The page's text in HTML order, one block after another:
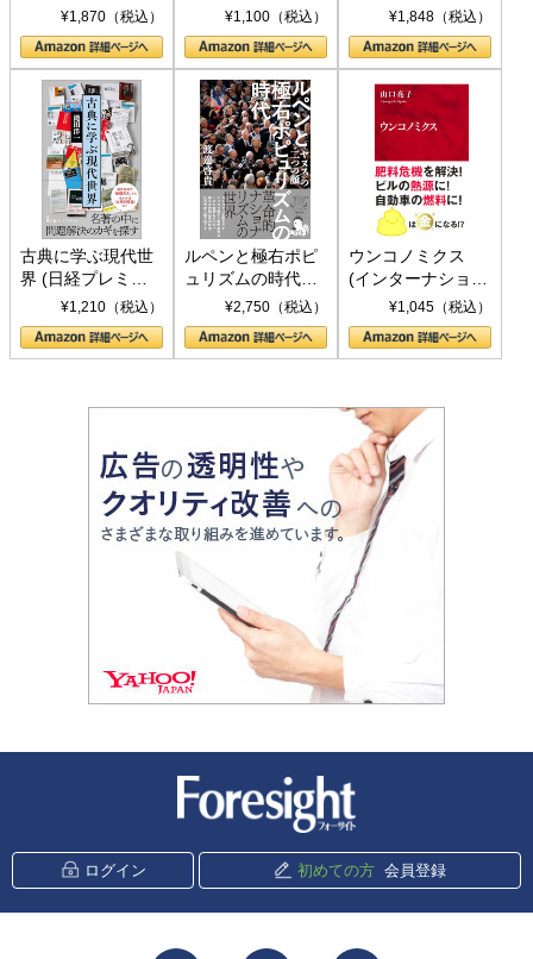
トランプとBRICS
の挑戦
¥1,870（税込）
下、ソ連参戦、そ
して聖断 (PHP新
書)
¥1,100（税込） ¥1,848（税込）
古典に学ぶ現代世
界 (日経プレミア
シリーズ)¥1,210（税込）
ルペンと極右ポピ
ュリズムの時代：
〈ヤヌス〉の二つ
の顔
¥2,750（税込）
ウンコノミクス
(インターナショナ
ル新書)¥1,045（税込）
ログイン 初めての方 会員登録